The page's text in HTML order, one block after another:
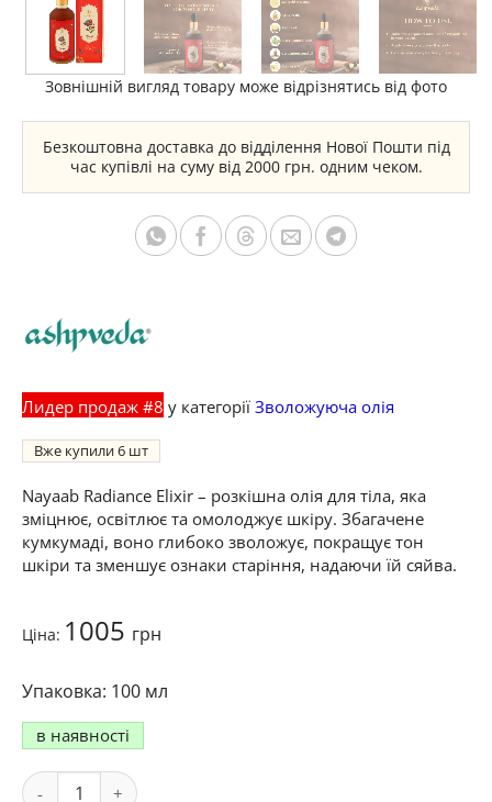
Зовнішній вигляд товару може відрізнятись від фото
Безкоштовна доставка до відділення Нової Пошти під
час купівлі на суму від 2000 грн. одним чеком.
Лидер продаж #8 у категорії Зволожуюча олія
Вже купили6
Nayaab Radiance Elixir – розкішна олія для тіла, яка
зміцнює, освітлює та омолоджує шкіру. Збагачене
кумкумаді, воно глибоко зволожує, покращує тон
шкіри та зменшує ознаки старіння, надаючи їй сяйва.
Ціна: 1005 грн
100 мл
в наявності